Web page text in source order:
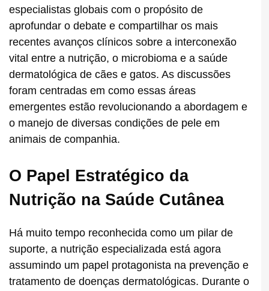
especialistas globais com o propósito de
aprofundar o debate e compartilhar os mais
recentes avanços clínicos sobre a interconexão
vital entre a nutrição, o microbioma e a saúde
dermatológica de cães e gatos. As discussões
foram centradas em como essas áreas
emergentes estão revolucionando a abordagem e
o manejo de diversas condições de pele em
animais de companhia.
O Papel Estratégico da
Nutrição na Saúde Cutânea
Há muito tempo reconhecida como um pilar de
suporte, a nutrição especializada está agora
assumindo um papel protagonista na prevenção e
tratamento de doenças dermatológicas. Durante o